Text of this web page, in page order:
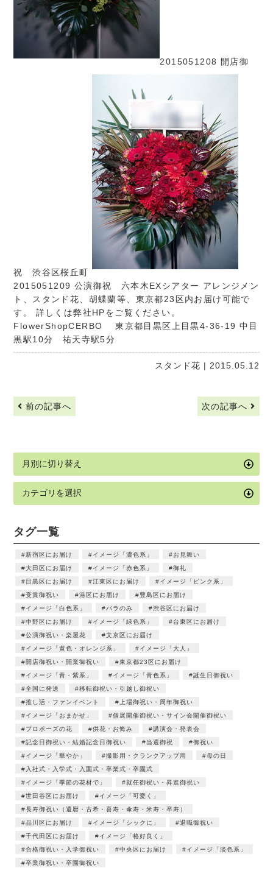
2015051208 開店御
祝 渋谷区桜丘町
2015051209 公演御祝 六本木EXシアター アレンジメン
ト、スタンド花、胡蝶蘭等、東京都23区内お届け可能で
す。 詳しくは弊社HPをご覧ください。
FlowerShopCERBO
東京都目黒区上目黒4-36-19 中目
黒駅10分 祐天寺駅5分
スタンド花 | 2015.05.12
前の記事へ 次の記事へ
タグ一覧
新宿区にお届け イメージ「濃色系」
お見舞い
大田区にお届け
イメージ「赤色系」
御礼
目黒区にお届け
江東区にお届け
イメージ「ピンク系」
受賞御祝い
港区にお届け
豊島区にお届け
イメージ「白色系」
バラのみ
渋谷区にお届け
中野区にお届け
イメージ「緑色系」
台東区にお届け
公演御祝い・楽屋花
文京区にお届け
イメージ「黄色・オレンジ系」
イメージ「大人」
開店御祝い・開業御祝い
東京都23区にお届け
イメージ「青・紫系」
イメージ「青色系」
誕生日御祝い
全国に発送
移転御祝い・引越し御祝い
推し活・ファンイベント
上場御祝い・周年御祝い
イメージ「おまかせ」
個展開催御祝い・サイン会開催御祝い
プロポーズの花
供花・お悔み
講演会・発表会
記念日御祝い・結婚記念日御祝い
当選御祝
御祝い
イメージ「華やか」
撮影用・クランクアップ用
母の日
入社式・入学式・入園式・卒業式・卒園式
イメージ「季節の花材で」
就任御祝い・昇進御祝い
世田谷区にお届け
イメージ「可愛く」
長寿御祝い（還暦・古希・喜寿・傘寿・米寿・卒寿）
品川区にお届け
イメージ「シックに」
退職御祝い
千代田区にお届け
イメージ「格好良く」
合格御祝い・入学御祝い
中央区にお届け
イメージ「淡色系」
卒業御祝い・卒園御祝い